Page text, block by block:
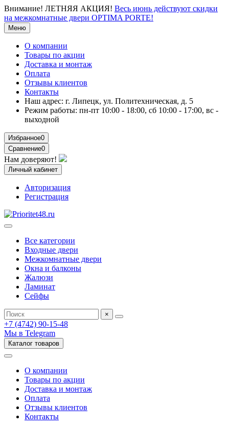
Внимание! ЛЕТНЯЯ АКЦИЯ! Весь июнь действуют скидки
на межкомнатные двери OPTIMA PORTE!
Меню
О компании
Товары по акции
Доставка и монтаж
Оплата
Отзывы клиентов
Контакты
Наш адрес: г. Липецк, ул. Политехническая, д. 5
Режим работы: пн-пт 10:00 - 18:00, сб 10:00 - 17:00, вс -
выходной
Избранное0
Сравнение0
Нам доверяют!
Личный кабинет
Авторизация
Регистрация
Все категории
Входные двери
Межкомнатные двери
Окна и балконы
Жалюзи
Ламинат
Сейфы
×
+7 (4742) 90-15-48
Мы в Telegram
Каталог товаров
О компании
Товары по акции
Доставка и монтаж
Оплата
Отзывы клиентов
Контакты